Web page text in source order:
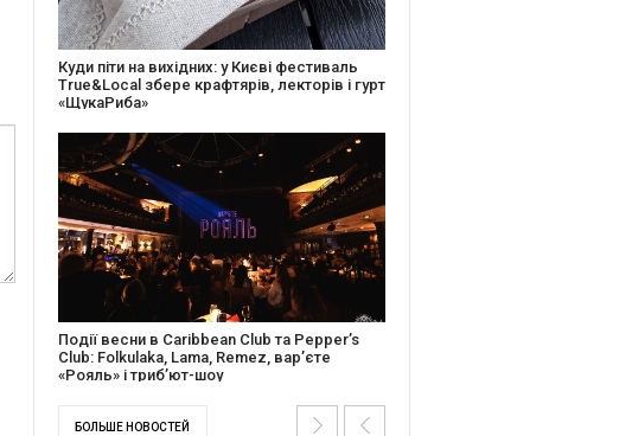
27 років музичної історії: Caribbean Club
відсвяткує День Народження серією
благодійних подій
Документальний фільм “Будинок “Слово”
англійською покажуть в країнах Європи,
Канаді та США
БОЛЬШЕ НОВОСТЕЙ